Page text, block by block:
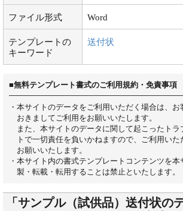
ファイル形式 Word
テンプレートの
キーワード
送付状
■無料テンプレート書式のご利用規約・免責事項
・本サイトのデータをご利用いただく場合は、
おきましてご利用をお願いいたします。
また、本サイトのデータに関して起こったトラ
トで一切責任を負いかねますので、ご利用い
お願いいたします。
・本サイト内の書式テンプレートコンテンツを
製・転載・転用することは禁止といたします。
「サンプル（試供品）送付状の